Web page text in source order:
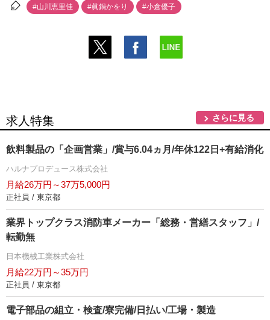
#山川恵里佳 #眞鍋かをり #小倉優子
求人特集 さらに見る
飲料製品の「企画営業」/賞与6.04ヵ月/年休122日+有給消化
ハルナプロデュース株式会社
月給26万円～37万5,000円
正社員 / 東京都
業界トップクラス消防車メーカー「総務・営繕スタッフ」/
転勤無
日本機械工業株式会社
月給22万円～35万円
正社員 / 東京都
電子部品の組立・検査/寮完備/日払い/工場・製造